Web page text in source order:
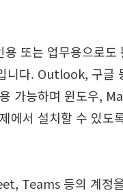
또는 업무용으로도
니다. Outlook, 구글
가능하며 윈도우,
에서 설치할 수 있도
Teams 등의 계정